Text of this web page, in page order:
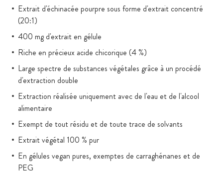
Extrait d'échinacée pourpre sous forme d'extrait concentré
(20:1)
400 mg d'extrait en gélule
Riche en précieux acide chicorique (4 %)
Large spectre de substances végétales grâce à un procédé
d'extraction double
Extraction réalisée uniquement avec de l'eau et de l'alcool
alimentaire
Exempt de tout résidu et de toute trace de solvants
Extrait végétal 100 % pur
En gélules vegan pures, exemptes de carraghénanes et de
PEG